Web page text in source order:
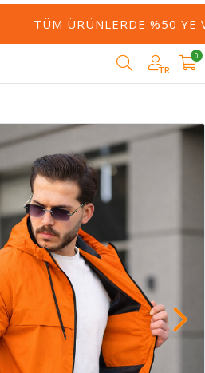
TÜM ÜRÜNLERDE %50 YE
TR
0